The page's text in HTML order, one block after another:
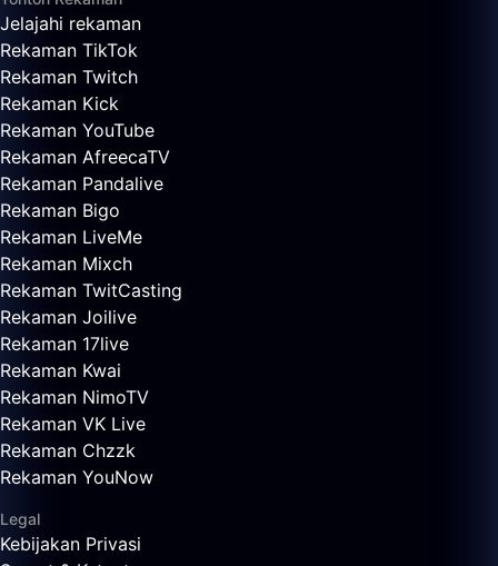
Jelajahi rekaman
Rekaman TikTok
Rekaman Twitch
Rekaman Kick
Rekaman YouTube
Rekaman AfreecaTV
Rekaman Pandalive
Rekaman Bigo
Rekaman LiveMe
Rekaman Mixch
Rekaman TwitCasting
Rekaman Joilive
Rekaman 17live
Rekaman Kwai
Rekaman NimoTV
Rekaman VK Live
Rekaman Chzzk
Rekaman YouNow
Legal
Kebijakan Privasi